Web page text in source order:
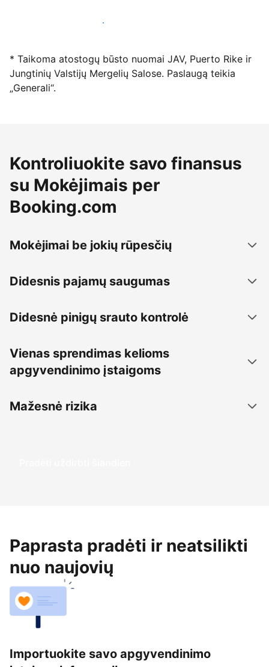
Registruotis mūsų platformoje dabar
* Taikoma atostogų būsto nuomai JAV, Puerto Rike ir
Jungtinių Valstijų Mergelių Salose. Paslaugą teikia
„Generali“.
Kontroliuokite savo finansus
su Mokėjimais per
Booking.com
Mokėjimai be jokių rūpesčių
Didesnis pajamų saugumas
Didesnė pinigų srauto kontrolė
Vienas sprendimas kelioms
apgyvendinimo įstaigoms
Mažesnė rizika
Pradėti uždirbti šiandien
Paprasta pradėti ir neatsilikti
nuo naujovių
Importuokite savo apgyvendinimo